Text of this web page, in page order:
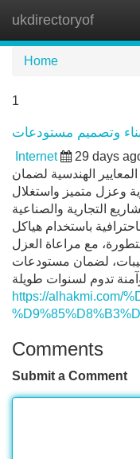
ukdirectoryof
Home
1
وتصميم مستودعات
Internet 29 days
الهندسية لضمان
وعزل متميز واستغلال
التجارية والصناعية
باستخدام هياكل
مع مراعاة العزل
لضمان مستودعات
https://alhakmi.com/
Comments
Submit a Comment